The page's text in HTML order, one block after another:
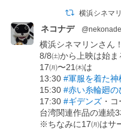
横浜シネマ
ネコナデ
横浜シネマリンさん！
8/8㈯から上映は始ま
17㈪〜21㈭は
13:30#軍服を着た神
15:30#赤い糸輪廻の
17:30#ギデンズ ・
台湾関連作品の連続3
※ちなみに17㈪はサ